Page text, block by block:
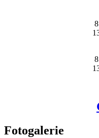
Fotogalerie